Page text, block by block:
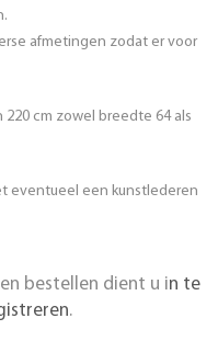
afmetingen zodat er voor
220 cm zowel breedte 64 als
eventueel een kunstlederen
bestellen dient u in te
.